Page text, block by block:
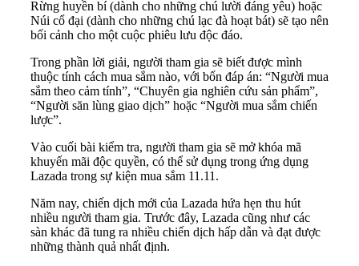
Rừng huyền bí (dành cho những chú lười đáng yêu) hoặc
Núi cổ đại (dành cho những chú lạc đà hoạt bát) sẽ tạo nên
bối cảnh cho một cuộc phiêu lưu độc đáo.
Trong phần lời giải, người tham gia sẽ biết được mình
thuộc tính cách mua sắm nào, với bốn đáp án: “Người mua
sắm theo cảm tính”, “Chuyên gia nghiên cứu sản phẩm”,
“Người săn lùng giao dịch” hoặc “Người mua sắm chiến
lược”.
Vào cuối bài kiểm tra, người tham gia sẽ mở khóa mã
khuyến mãi độc quyền, có thể sử dụng trong ứng dụng
Lazada trong sự kiện mua sắm 11.11.
Năm nay, chiến dịch mới của Lazada hứa hẹn thu hút
nhiều người tham gia. Trước đây, Lazada cũng như các
sàn khác đã tung ra nhiều chiến dịch hấp dẫn và đạt được
những thành quả nhất định.